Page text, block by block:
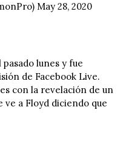
May 28, 2020
lunes y fue
de Facebook Live.
con la revelación de un
ve a Floyd diciendo que